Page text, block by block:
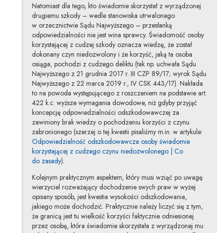
Natomiast dla tego, kto świadomie skorzystał z wyrządzonej
drugiemu szkody – wedle stanowiska utrwalonego
w orzecznictwie Sądu Najwyższego – przesłanką
odpowiedzialności nie jest wina sprawcy. Świadomość osoby
korzystającej z cudzej szkody oznacza wiedzę, że został
dokonany czyn niedozwolony i że korzyść, jaką ta osoba
osiąga, pochodzi z cudzego deliktu (tak np. uchwała Sądu
Najwyższego z 21 grudnia 2017 r. III CZP 89/17; wyrok Sądu
Najwyższego z 22 marca 2019 r., IV CSK 443/17). Nakłada
to na powoda występującego z roszczeniem na podstawie art.
422 k.c. wyższe wymagania dowodowe, niż gdyby przyjąć
koncepcję odpowiedzialności odszkodowawczej za
zawiniony brak wiedzy o pochodzeniu korzyści z czynu
zabronionego (szerzej o tej kwestii pisaliśmy m.in. w artykule:
Odpowiedzialność odszkodowawcza osoby świadomie
korzystającej z cudzego czynu niedozwolonego | Co
do zasady).
Kolejnym praktycznym aspektem, który musi wziąć po uwagę
wierzyciel rozważający dochodzenie swych praw w wyżej
opisany sposób, jest kwestia wysokości odszkodowania,
jakiego może dochodzić. Praktycznie należy liczyć się z tym,
że granicą jest tu wielkość korzyści faktycznie odniesionej
przez osobę, która świadomie skorzystała z wyrządzonej mu